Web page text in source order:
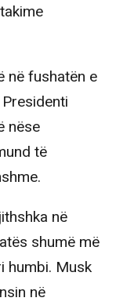
në fushatën e
nëse
të
në
shumë më
humbi. Musk
në